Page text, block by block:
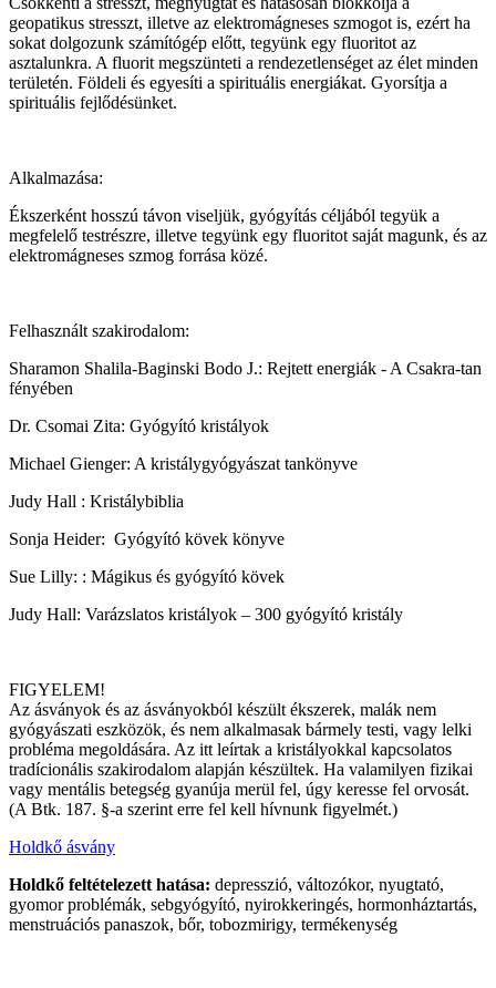
geopatikus stresszt, illetve az elektromágneses szmogot is, ezért ha
sokat dolgozunk számítógép előtt, tegyünk egy fluoritot az
asztalunkra. A fluorit megszünteti a rendezetlenséget az élet minden
területén. Földeli és egyesíti a spirituális energiákat. Gyorsítja a
spirituális fejlődésünket.
Alkalmazása:
Ékszerként hosszú távon viseljük, gyógyítás céljából tegyük a
megfelelő testrészre, illetve tegyünk egy fluoritot saját magunk, és az
elektromágneses szmog forrása közé.
Felhasznált szakirodalom:
Sharamon Shalila-Baginski Bodo J.: Rejtett energiák - A Csakra-tan
fényében
Dr. Csomai Zita: Gyógyító kristályok
Michael Gienger: A kristálygyógyászat tankönyve
Judy Hall : Kristálybiblia
Sonja Heider: Gyógyító kövek könyve
Sue Lilly: : Mágikus és gyógyító kövek
Judy Hall: Varázslatos kristályok – 300 gyógyító kristály
FIGYELEM!
Az ásványok és az ásványokból készült ékszerek, malák nem
gyógyászati eszközök, és nem alkalmasak bármely testi, vagy lelki
probléma megoldására. Az itt leírtak a kristályokkal kapcsolatos
tradícionális szakirodalom alapján készültek. Ha valamilyen fizikai
vagy mentális betegség gyanúja merül fel, úgy keresse fel orvosát.
(A Btk. 187. §-a szerint erre fel kell hívnunk figyelmét.)
Holdkő ásvány
Holdkő feltételezett hatása: depresszió, változókor, nyugtató,
gyomor problémák, sebgyógyító, nyirokkeringés, hormonháztartás,
menstruációs panaszok, bőr, tobozmirigy, termékenység